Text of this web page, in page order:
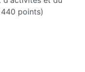
points)